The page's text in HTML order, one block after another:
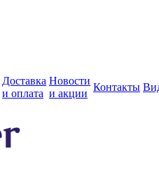
Доставка
и оплата
Новости
и акции
Контакты